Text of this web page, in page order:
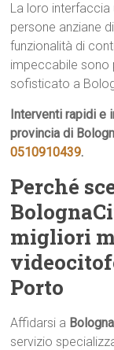
La loro interfaccia
persone anziane
funzionalità di
impeccabile sono
sofisticato a
Interventi rapidi e
provincia di
0510910439.
Perché
migliori
Porto
Affidarsi a
servizio